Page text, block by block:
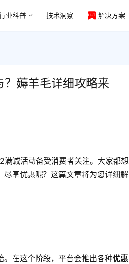
业科普 技术洞察 解决方案
薅羊毛详细攻略来
满减活动备受消费者关注。大家都想
尽享优惠呢？这篇文章将为您详细解
。在这个阶段，平台会推出各种优惠